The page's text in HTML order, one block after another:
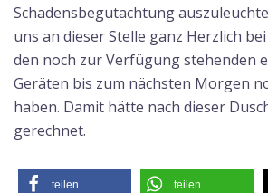
Schadensbegutachtung
uns an dieser Stelle ganz Herzlich bei
den noch zur Verfügung stehenden
Geräten bis zum nächsten Morgen
haben. Damit hätte nach dieser
gerechnet.
teilen teilen